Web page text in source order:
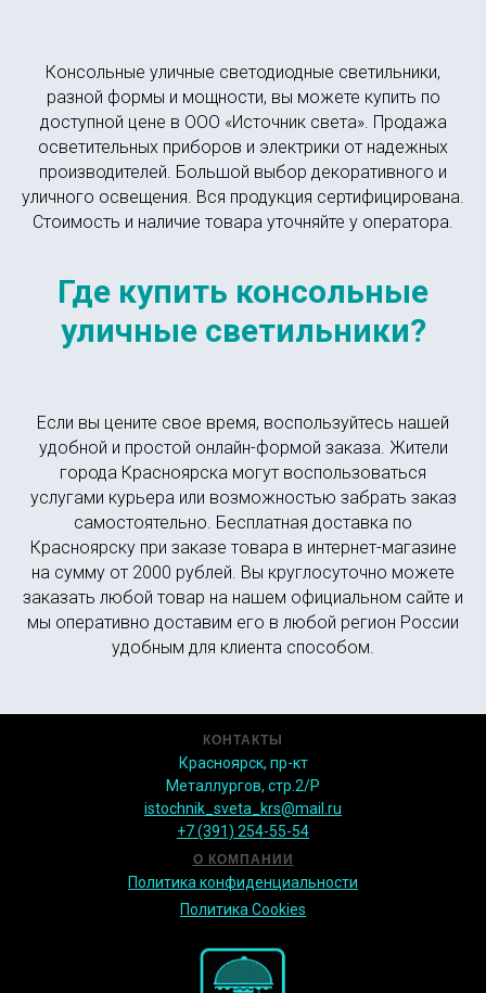
Консольные уличные светодиодные светильники,
разной формы и мощности, вы можете купить по
доступной цене в ООО «Источник света». Продажа
осветительных приборов и электрики от надежных
производителей. Большой выбор декоративного и
уличного освещения. Вся продукция сертифицирована.
Стоимость и наличие товара уточняйте у оператора.
Где купить консольные
уличные светильники?
Если вы цените свое время, воспользуйтесь нашей
удобной и простой онлайн-формой заказа. Жители
города Красноярска могут воспользоваться
услугами курьера или возможностью забрать заказ
самостоятельно. Бесплатная доставка по
Красноярску при заказе товара в интернет-магазине
на сумму от 2000 рублей. Вы круглосуточно можете
заказать любой товар на нашем официальном сайте и
мы оперативно доставим его в любой регион России
удобным для клиента способом.
КОНТАКТЫ
О КОМПАНИИ
Красноярск, пр-кт
Металлургов, стр.2/Р
istochnik_sveta_krs@mail.ru
+7 (391) 254-55-54
Политика конфиденциальности
Политика Сookies